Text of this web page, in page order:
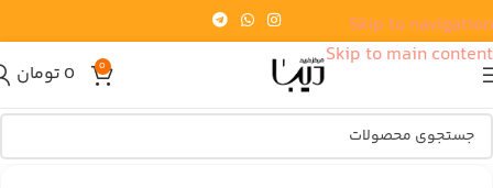
Skip to navigation
Skip to main content
0
0 تومان